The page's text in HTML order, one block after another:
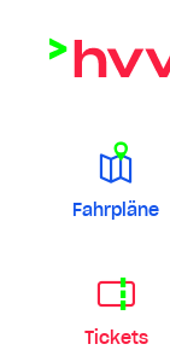
Fahrpläne
Tickets